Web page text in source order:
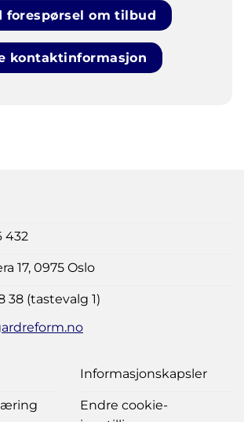
forespørsel om tilbud
kontaktinformasjon
432
17, 0975 Oslo
38 (tastevalg 1)
Informasjonskapsler
Endre cookie-